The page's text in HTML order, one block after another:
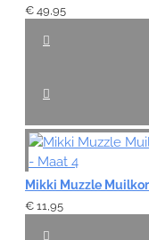
€ 49,95
€ 11,95